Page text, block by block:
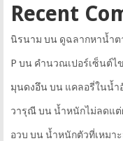
Recent
นิรนาม บน ดูฉลากหาน้ำต
P บน คำนวณเปอร์เซ็นต์ไ
มุนดงอึน บน แคลอรี่ในน้ำ
วารุณีบน น้ำหนักไม่ลดแต่
อวบ บน น้ำหนักตัวที่เหมา